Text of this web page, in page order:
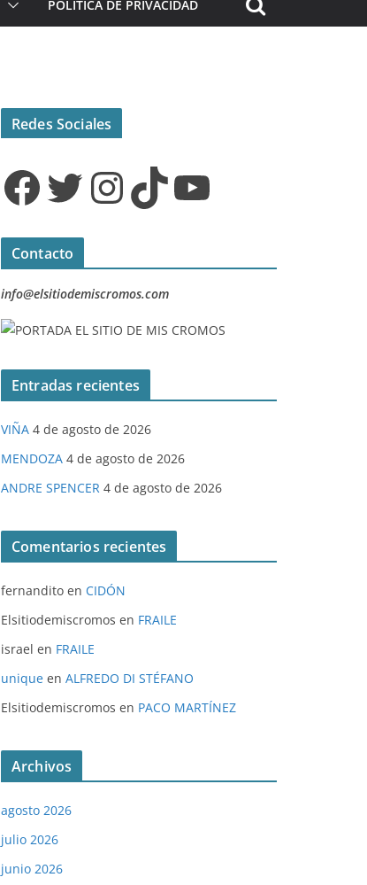
POLÍTICA DE PRIVACIDAD
Redes Sociales
Facebook Twitter InstagramTikTok YouTube
Contacto
info@elsitiodemiscromos.com
Entradas recientes
VIÑA 4 de agosto de 2026
MENDOZA 4 de agosto de 2026
ANDRE SPENCER 4 de agosto de 2026
Comentarios recientes
fernandito en CIDÓN
Elsitiodemiscromos en FRAILE
israel en FRAILE
unique en ALFREDO DI STÉFANO
Elsitiodemiscromos en PACO MARTÍNEZ
Archivos
agosto 2026
julio 2026
junio 2026